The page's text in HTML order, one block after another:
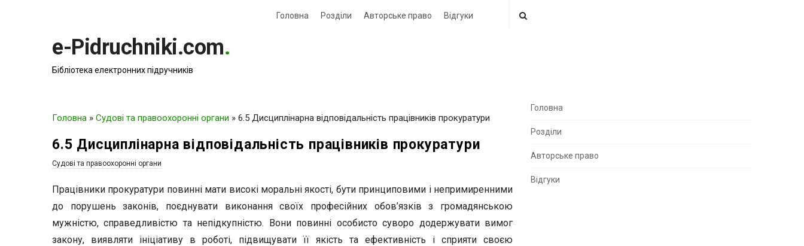
Головна Розділи Авторське право Відгуки
e-Pidruchniki.com.
Бібліотека електронних підручників
Головна » Судові та правоохоронні органи » 6.5 Дисциплінарна відповідальність працівників прокуратури
6.5 Дисциплінарна відповідальність працівників прокуратури
Судові та правоохоронні органи
Працівники прокуратури повинні мати високі моральні якості, бути принциповими і непримиренними
до порушень законів, поєднувати виконання своїх професійних обов’язків з громадянською
мужністю, справедливістю та непідкупністю. Вони повинні особисто суворо додержувати вимог
закону, виявляти ініціативу в роботі, підвищувати її якість та ефективність і сприяти своєю
S
e
S
Головна
Розділи
Авторське право
Відгуки